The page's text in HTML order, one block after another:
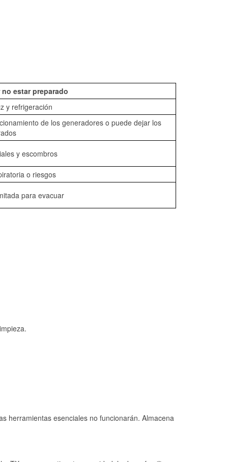
estar preparado
y refrigeración
de los generadores o puede dejar los
y escombros
o riesgos
para evacuar
herramientas esenciales no funcionarán. Almacena